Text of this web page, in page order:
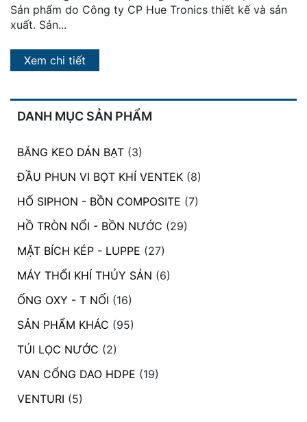
DANH MỤC SẢN PHẨM
BĂNG KEO DÁN BẠT (3)
ĐẦU PHUN VI BỌT KHÍ VENTEK (8)
HỐ SIPHON - BỒN COMPOSITE (7)
HỒ TRÒN NỔI - BỒN NƯỚC (29)
MẶT BÍCH KÉP - LUPPE (27)
MÁY THỔI KHÍ THỦY SẢN (6)
ỐNG OXY - T NỐI (16)
SẢN PHẨM KHÁC (95)
TÚI LỌC NƯỚC (2)
VAN CỔNG DAO HDPE (19)
VENTURI (5)
Sản phẩm do Công ty CP Hue Tronics thiết kế và sản
xuất. Sản...
Xem chi tiết